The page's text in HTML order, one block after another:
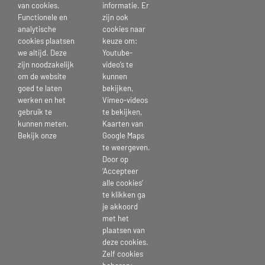
10 augustus 2023
Deel dit bericht kies je platform >
RedditLinkedIn
van cookies.
Functionele en
analytische
cookies plaatsen
we altijd. Deze
zijn noodzakelijk
om de website
goed te laten
werken en het
gebruik te
kunnen meten.
Bekijk onze
informatie. Er
zijn ook
cookies naar
keuze om:
Youtube-
video’s te
kunnen
bekijken,
Vimeo-videos
te bekijken,
Kaarten van
Google Maps
te weergeven.
Door op
‘Accepteer
alle cookies’
te klikken ga
je akkoord
met het
plaatsen van
deze cookies.
Zelf cookies